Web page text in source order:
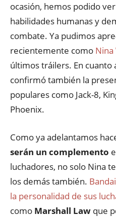
ocasión, hemos podido
habilidades humanas y
combate. Ya pudimos
recientemente como Nina
últimos tráilers. En cuanto
confirmó también la
populares como Jack-8,
Phoenix.
Como ya adelantamos
serán un complemento
luchadores, no solo Nina
los demás también.
la personalidad de sus
como Marshall Law que